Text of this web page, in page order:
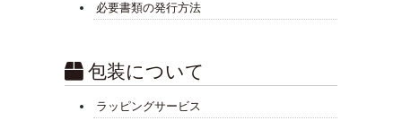
必要書類の発行方法
包装について
ラッピングサービス